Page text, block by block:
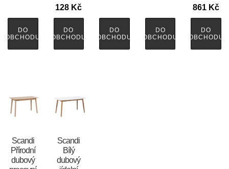
DO
OBCHODU
128 Kč
DO
OBCHODU
DO
OBCHODU
DO
OBCHODU
861 Kč
DO
OBCHODU
Scandi
Přírodní
dubový
Scandi
Bílý
dubový